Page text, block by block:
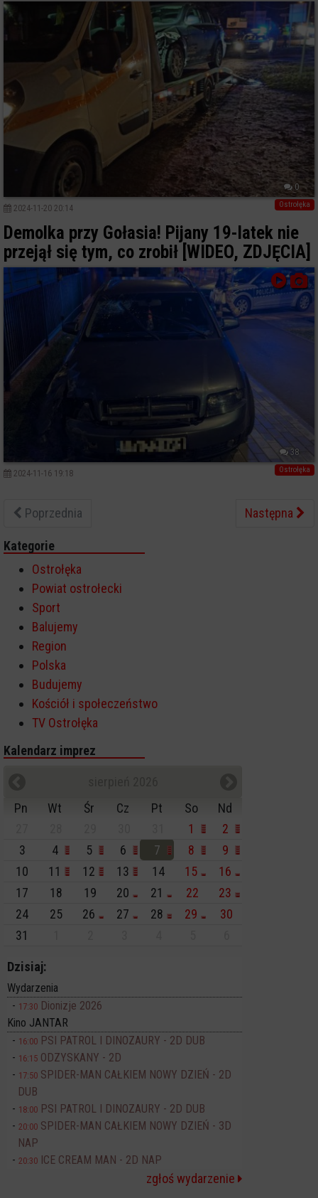
0
Ostrołęka
2024-11-20 20:14
Demolka przy Gołasia! Pijany 19-latek nie
przejął się tym, co zrobił [WIDEO, ZDJĘCIA]
38
Ostrołęka
2024-11-16 19:18
Poprzednia Następna
Kategorie
Ostrołęka
Powiat ostrołecki
Sport
Balujemy
Region
Polska
Budujemy
Kościół i społeczeństwo
TV Ostrołęka
Kalendarz imprez
Pn
Wt Śr Cz Pt So
Nd
1
2
3
4 5 6 7 8
9
10
11 12 13 14 15
16
17
18 19 20 21 22
23
24
25 26 27 28 29
30
31
Dzisiaj:
Wydarzenia
17:30 Dionizje 2026
Kino JANTAR
16:00 PSI PATROL I DINOZAURY - 2D DUB
16:15 ODZYSKANY - 2D
17:50 SPIDER-MAN CAŁKIEM NOWY DZIEŃ - 2D
DUB
18:00 PSI PATROL I DINOZAURY - 2D DUB
20:00 SPIDER-MAN CAŁKIEM NOWY DZIEŃ - 3D
NAP
20:30 ICE CREAM MAN - 2D NAP
zgłoś wydarzenie